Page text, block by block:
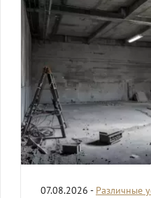
07.08.2026 - Различные